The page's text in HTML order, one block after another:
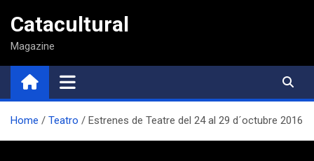
contenido
Catacultural
Magazine
Home Teatro Estrenes de Teatre del 24 al 29 d´octubre 2016